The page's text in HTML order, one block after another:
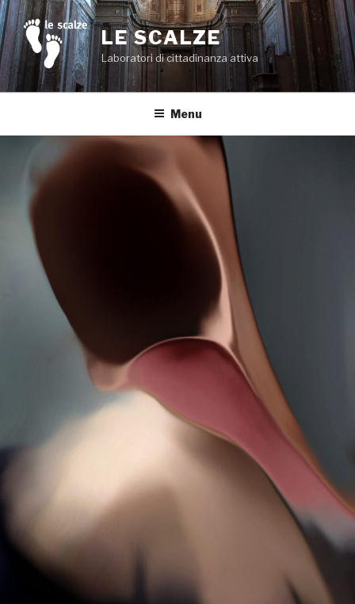
Salta
al
contenuto
LE SCALZE
Laboratori di cittadinanza attiva
Menu